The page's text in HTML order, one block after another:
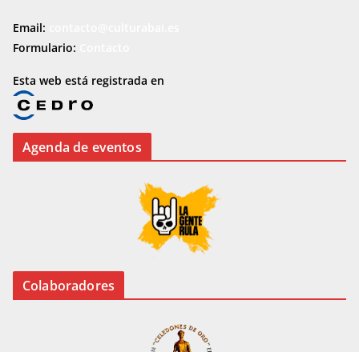
Email:
Formulario:
Esta web está registrada en
Agenda de eventos
Colaboradores